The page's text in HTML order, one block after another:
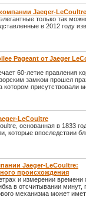
Jaeger-LeCoultre
только так
в 2012 году
Pageant от Jaeger
60-летие правления
замком прошел
присутствовали
LeCoultre
основанная в 1833
которые впоследствии
Jaeger-LeCoultre:
происхождения
и измерении времени
в отсчитывании минут,
механизма может